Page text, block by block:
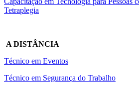
Tetraplegia
A DISTÂNCIA
Técnico em Eventos
Técnico em Segurança do Trabalho